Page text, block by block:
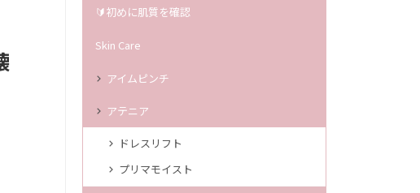
🔰初めに肌質を確認
Skin Care
アイムピンチ
アテニア
ドレスリフト
プリマモイスト